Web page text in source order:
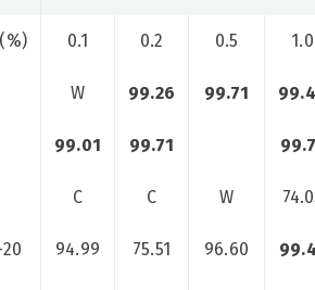
0.1 0.2 0.5 1.0
W 99.26 99.71
99.01 99.71
C C W
94.99 75.51 96.60